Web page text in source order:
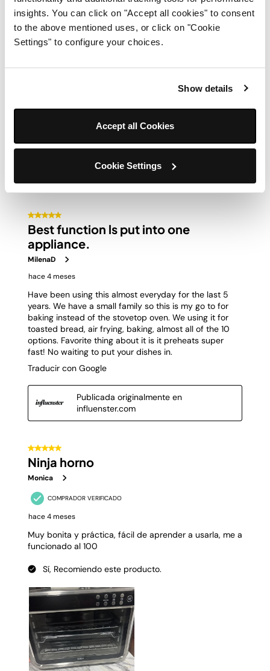
insights. You can click on "Accept all cookies" to consent
to the above mentioned uses, or click on "Cookie
Settings" to configure your choices.
Show details
Accept all Cookies
Cookie Settings